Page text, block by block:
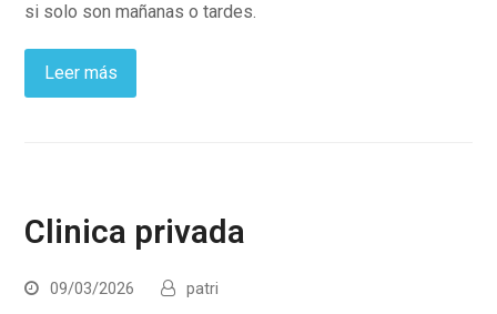
si solo son mañanas o tardes.
Leer más
Clinica privada
09/03/2026 patri